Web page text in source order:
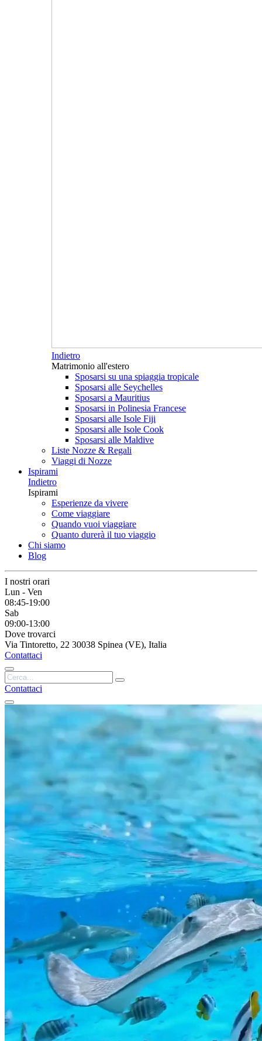
Indietro
Matrimonio all'estero
Sposarsi su una spiaggia tropicale
Sposarsi alle Seychelles
Sposarsi a Mauritius
Sposarsi in Polinesia Francese
Sposarsi alle Isole Fiji
Sposarsi alle Isole Cook
Sposarsi alle Maldive
Liste Nozze & Regali
Viaggi di Nozze
Ispirami
Indietro
Ispirami
Esperienze da vivere
Come viaggiare
Quando vuoi viaggiare
Quanto durerà il tuo viaggio
Chi siamo
Blog
I nostri orari
Lun - Ven
08:45-19:00
Sab
09:00-13:00
Dove trovarci
Via Tintoretto, 22 30038 Spinea (VE), Italia
Contattaci
Contattaci